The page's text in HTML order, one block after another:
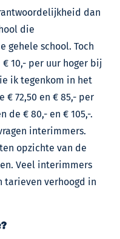
dan
die
gehele school. Toch
10,- per uur hoger bij
ik tegenkom in het
€ 72,50 en € 85,- per
de € 80,- en € 105,-.
interimmers.
opzichte van de
Veel interimmers
tarieven verhoogd in